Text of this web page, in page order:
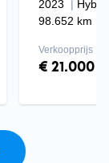
2023
98.652 km
Verkoopprijs
€ 21.000